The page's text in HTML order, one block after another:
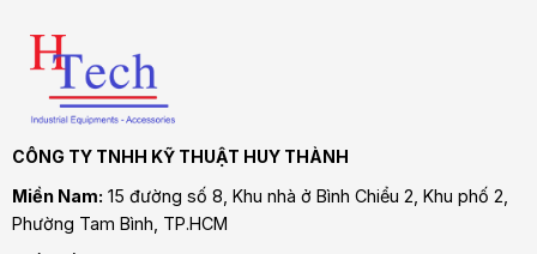
CÔNG TY TNHH KỸ THUẬT HUY THÀNH
Miền Nam: 15 đường số 8, Khu nhà ở Bình Chiểu 2, Khu phố 2,
Phường Tam Bình , TP.HCM